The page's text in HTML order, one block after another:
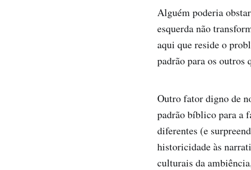
Alguém poderia
esquerda não
aqui que reside o
padrão para os outros
Outro fator digno de
padrão bíblico para a
diferentes (e
historicidade às
culturais da